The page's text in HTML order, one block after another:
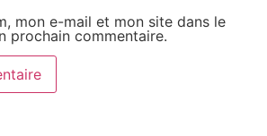
mon e-mail et mon site dans le
prochain commentaire.